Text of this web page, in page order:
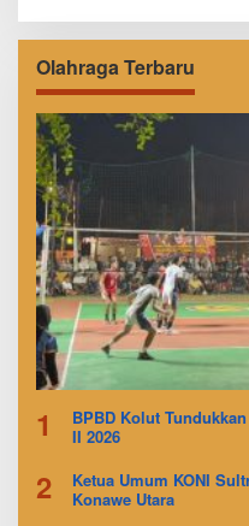
Olahraga Terbaru
1
BPBD Kolut
II 2026
2
Ketua Umum KONI
Konawe Utara